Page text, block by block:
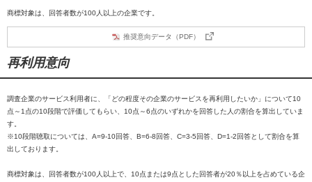
商標対象は、回答者数が100人以上の企業です。
推奨意向データ（PDF）
再利用意向
調査企業のサービス利用者に、「どの程度その企業のサービスを再利用したいか」について10
点～1点の10段階で評価してもらい、10点～6点のいずれかを回答した人の割合を算出していま
す。
※10段階聴取については、A=9-10回答、B=6-8回答、C=3-5回答、D=1-2回答として割合を算
出しております。
商標対象は、回答者数が100人以上で、10点または9点とした回答者が20％以上を占めている企